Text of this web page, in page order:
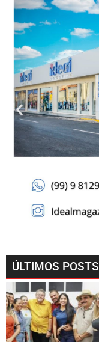
ÚLTIMOS POSTS